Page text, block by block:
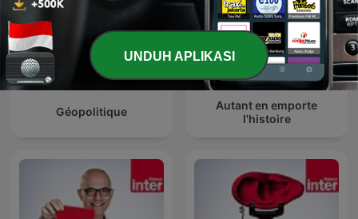
Géopolitique
Autant en emporte
l'histoire
UNDUH APLIKASI